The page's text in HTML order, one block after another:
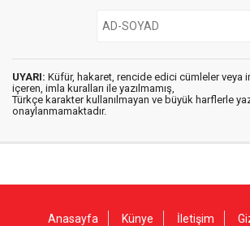
UYARI: Küfür, hakaret, rencide edici cümleler veya
içeren, imla kuralları ile yazılmamış,
Türkçe karakter kullanılmayan ve büyük harflerle
onaylanmamaktadır.
Anasayfa Künye İletişim